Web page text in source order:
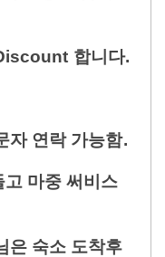
합니다.
자 연락 가능함.
마중 써비스
은 숙소 도착후